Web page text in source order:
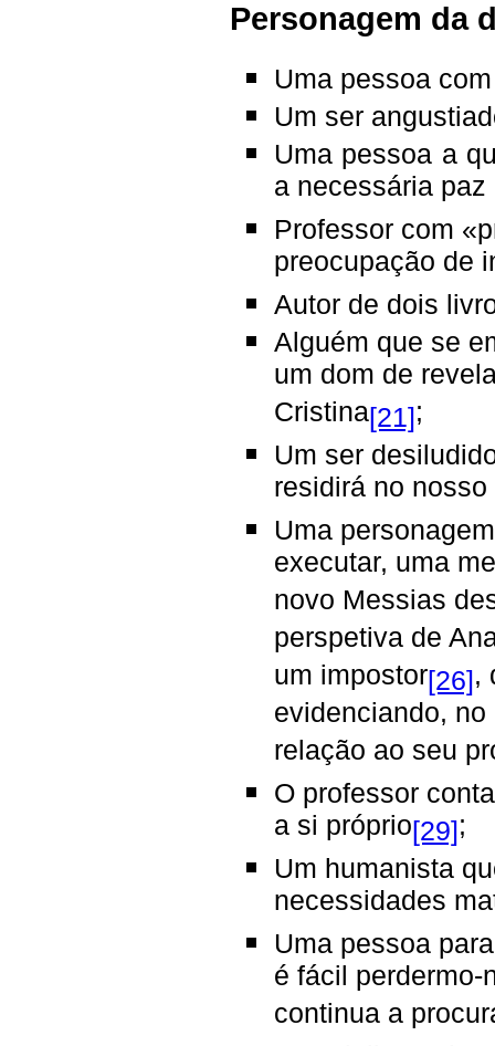
Personagem da
Uma pessoa
Um ser
Uma pessoa a
a necessária
Professor com
preocupação de
Autor de dois
Alguém que se
um dom de
Cristina[21];
Um ser
residirá no
Uma
executar, uma
novo Messias
perspetiva de
um impostor[26],
evidenciando,
relação ao seu
O professor
a si próprio[29];
Um humanista
necessidades
Uma pessoa
é fácil perdermo-
continua a